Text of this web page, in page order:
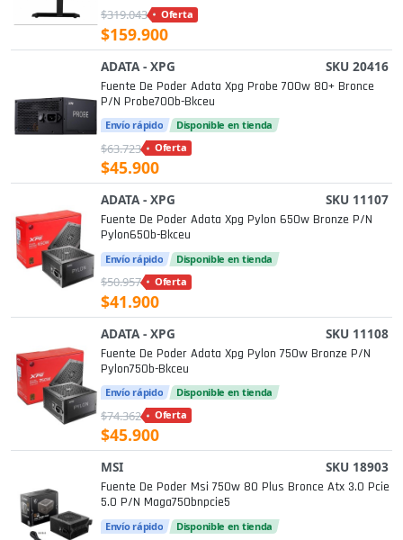
$319.043 Oferta
$159.900
ADATA - XPG SKU 20416
Fuente De Poder Adata Xpg Probe 700w 80+ Bronce
P/n Probe700b-Bkceu
Envío rápido Disponible en tienda
$63.723 Oferta
$45.900
ADATA - XPG SKU 11107
Fuente De Poder Adata Xpg Pylon 650w Bronze P/n
Pylon650b-Bkceu
Envío rápido Disponible en tienda
$50.957 Oferta
$41.900
ADATA - XPG SKU 11108
Fuente De Poder Adata Xpg Pylon 750w Bronze P/n
Pylon750b-Bkceu
Envío rápido Disponible en tienda
$74.362 Oferta
$45.900
MSI SKU 18903
Fuente De Poder Msi 750w 80 Plus Bronce Atx 3.0 Pcie
5.0 P/n Maga750bnpcie5
Envío rápido Disponible en tienda